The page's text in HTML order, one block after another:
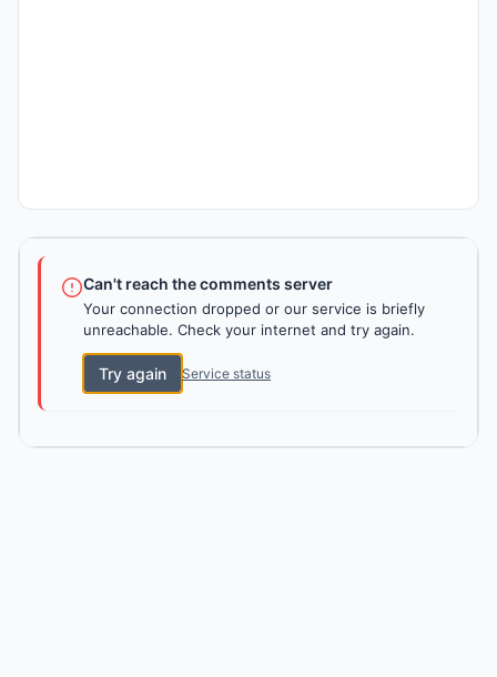
Can't reach the comments server
Your connection dropped or our service is briefly
unreachable. Check your internet and try again.
Try again Service status